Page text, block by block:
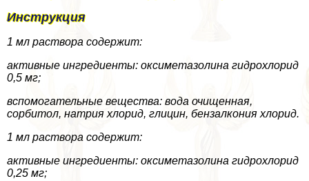
Инструкция
1 мл раствора содержит:
активные ингредиенты: оксиметазолина гидрохлорид
0,5 мг;
вспомогательные вещества: вода очищенная,
сорбитол, натрия хлорид, глицин, бензалкония хлорид.
1 мл раствора содержит:
активные ингредиенты: оксиметазолина гидрохлорид
0,25 мг;